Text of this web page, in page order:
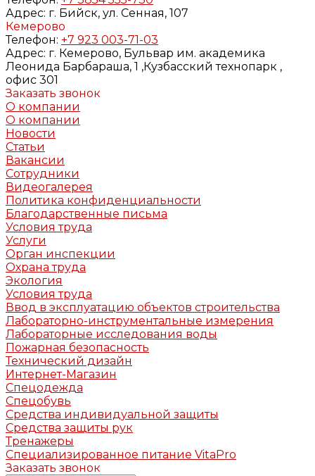
Адрес: г. Бийск, ул. Сенная, 107
Кемерово
Телефон: +7 923 003-71-03
Адрес: г. Кемерово, Бульвар им. академика
Леонида Барбараша, 1 ,Кузбасский технопарк ,
офис 301
Заказать звонок
О компании
О компании
Новости
Статьи
Вакансии
Сотрудники
Видеогалерея
Политика конфиденциальности
Благодарственные письма
Условия труда
Услуги
Орган инспекции
Охрана труда
Экология
Условия труда
Ввод в эксплуатацию объектов строительства
Лабораторно-инструментальные измерения
Лабораторные исследования воды
Пожарная безопасность
Технический дизайн
Интернет-Магазин
Спецодежда
Спецобувь
Средства индивидуальной защиты
Средства защиты рук
Тренажеры
Специализированное питание VitaPro
Заказать звонок